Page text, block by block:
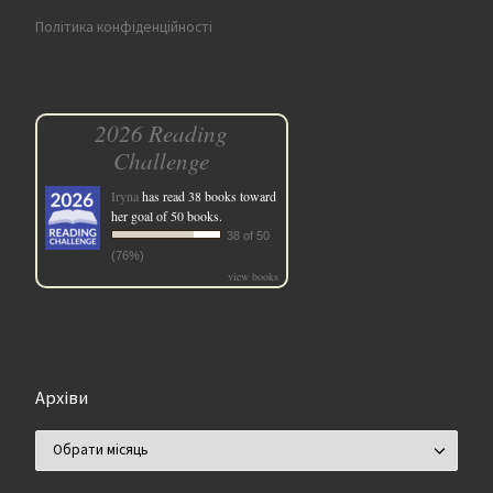
Політика конфіденційності
2026 Reading
Challenge
Irynahas read 38 books toward
her goal of 50 books.
38 of 50
(76%)
view books
Архіви